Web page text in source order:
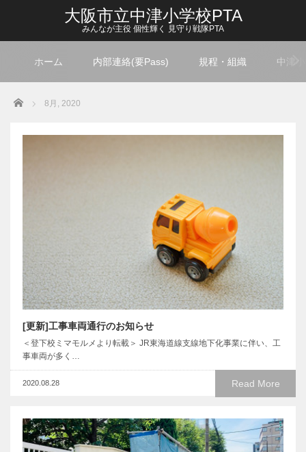
大阪市立中津小学校PTA
みんなが主役 個性輝く 見守り戦隊PTA
ホーム 内部連絡(要Pass) 規程・組織 中津
Home 8月, 2020
[更新]工事車両通行のお知らせ
＜登下校ミマモルメより転載＞ JR東海道線支線地下化事業に伴い、工
事車両が多く…
Read More
2020.08.28